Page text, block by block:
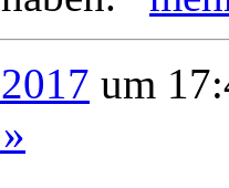
um